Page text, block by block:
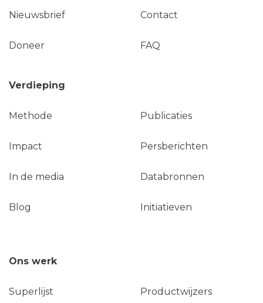
Nieuwsbrief Contact
Doneer FAQ
Verdieping
Methode Publicaties
Impact Persberichten
In de media Databronnen
Blog Initiatieven
Ons werk
Superlijst Productwijzers